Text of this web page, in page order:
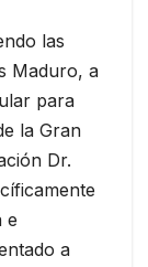
las
Maduro, a
para
la Gran
Dr.
e
a